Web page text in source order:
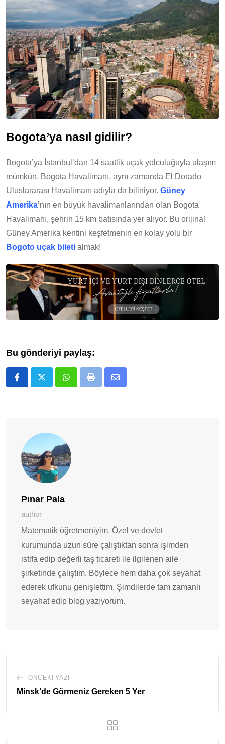
Bogota’ya nasıl gidilir?
Bogota’ya İstanbul’dan 14 saatlik uçak yolculuğuyla ulaşım
mümkün. Bogota Havalimanı, aynı zamanda El Dorado
Uluslararası Havalimanı adıyla da biliniyor. Güney
Amerika’nın en büyük havalimanlarından olan Bogota
Havalimanı, şehrin 15 km batısında yer alıyor. Bu orijinal
Güney Amerika kentini keşfetmenin en kolay yolu bir
Bogoto uçak bileti almak!
Bu gönderiyi paylaş:
Whatsapp
Print
E-
Pınar Pala
author
Matematik öğretmeniyim. Özel ve devlet
kurumunda uzun süre çalıştıktan sonra işimden
istifa edip değerli taş ticareti ile ilgilenen aile
şirketinde çalıştım. Böylece hem daha çok seyahat
ederek ufkunu genişlettim. Şimdilerde tam zamanlı
seyahat edip blog yazıyorum.
ÖNCEKI YAZI
Minsk’de Görmeniz Gereken 5 Yer